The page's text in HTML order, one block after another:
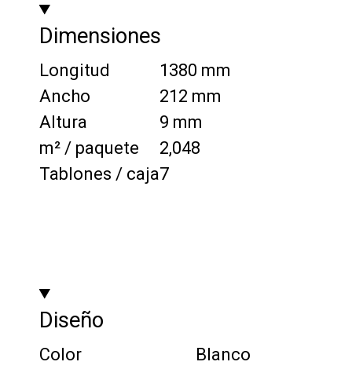
Dimensiones
Longitud
1380 mm
Ancho
212 mm
Altura
9 mm
m² / paquete
2,048
Tablones / caja7
Diseño
Color
Blanco